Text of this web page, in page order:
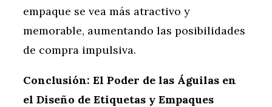
empaque se vea más atractivo y
memorable, aumentando las posibilidades
de compra impulsiva.
Conclusión: El Poder de las Águilas en
el Diseño de Etiquetas y Empaques